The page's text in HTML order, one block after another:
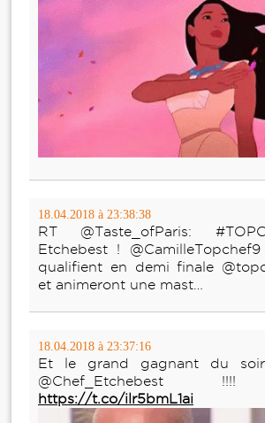
18.04.2018 à 23:38:38
RT @Taste_ofParis:
Etchebest !
qualifient en demi finale
et animeront une mast…
18.04.2018 à 23:37:16
Et le grand gagnant du
@Chef_Etchebest
https://t.co/ilr5bmL1ai